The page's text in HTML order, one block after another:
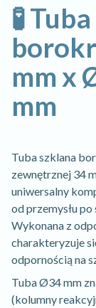
🧪
mm x
mm
Tuba szklana
zewnętrznej 34
uniwersalny
od przemysłu
Wykonana z
charakteryzuje
odpornością na
Tuba Ø34 mm
(kolumny